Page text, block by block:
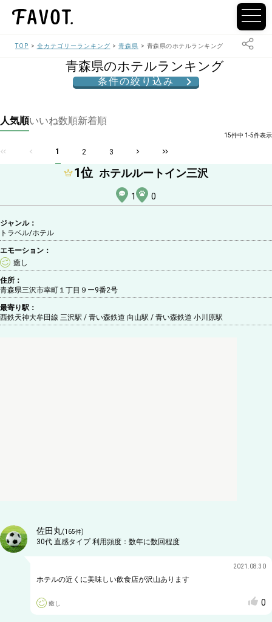
TOP 全カテゴリーランキング 青森県 青森県のホテルランキング
青森県のホテルランキング
条件の絞り込み
人気順いいね数順新着順
15件中 1-5件表示
1 2 3
1位 ホテルルートイン三沢
1 0
ジャンル：
トラベル/ホテル
エモーション：
癒し
住所：
青森県三沢市幸町１丁目９ー9番2号
最寄り駅：
西鉄天神大牟田線 三沢駅 / 青い森鉄道 向山駅 / 青い森鉄道 小川原駅
佐田丸(165件)
30代 直感タイプ利用頻度： 数年に数回程度
2021.08.30
ホテルの近くに美味しい飲食店が沢山あります
癒し 0